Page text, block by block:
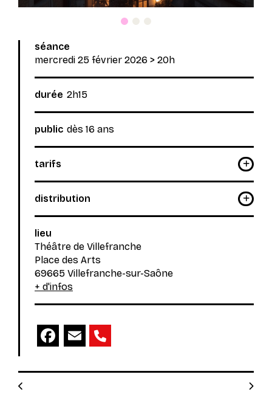
Spectacle affiché
Spectacle affiché
Spectacle affiché
séance
mercredi 25 février 2026 > 20h
durée 2h15
public dès 16 ans
tarifs
distribution
lieu
Théâtre de Villefranche
Place des Arts
69665 Villefranche-sur-Saône
+ d'infos